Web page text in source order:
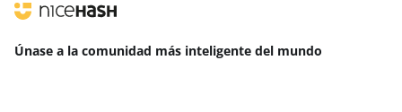
Únase a la comunidad más inteligente del mundo